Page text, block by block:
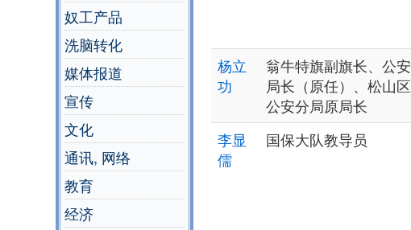
奴工产品
洗脑转化
媒体报道
宣传
文化
通讯, 网络
教育
经济
杨立
功
翁牛特旗副旗长、公安
局长（原任）、松山区
公安分局原局长
李显
儒
国保大队教导员